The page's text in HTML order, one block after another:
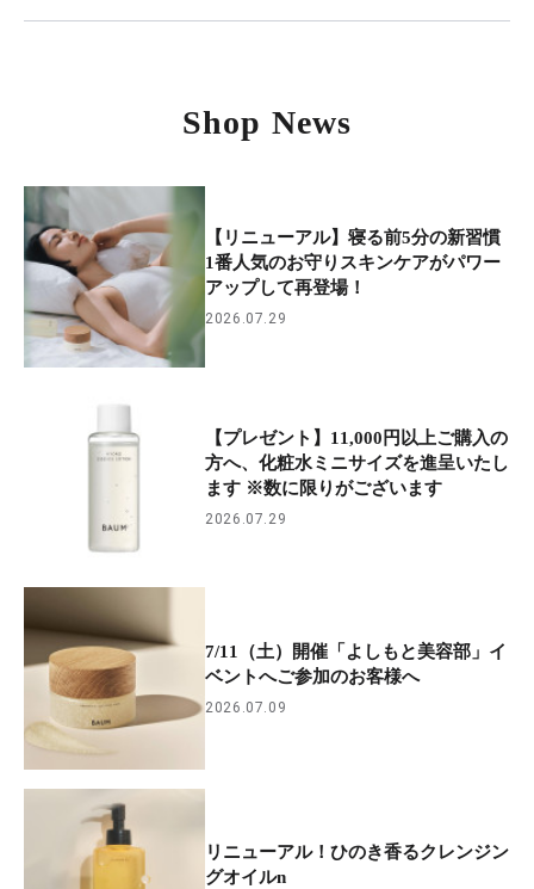
Shop News
【リニューアル】寝る前5分の新習慣
1番人気のお守りスキンケアがパワー
アップして再登場！
2026.07.29
【プレゼント】11,000円以上ご購入の
方へ、化粧水ミニサイズを進呈いたし
ます ※数に限りがございます
2026.07.29
7/11（土）開催「よしもと美容部」イ
ベントへご参加のお客様へ
2026.07.09
リニューアル！ひのき香るクレンジン
グオイルn